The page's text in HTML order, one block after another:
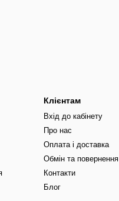
Клієнтам
Вхід до кабінету
Про нас
Оплата і доставка
Обмін та повернення
Контакти
Блог